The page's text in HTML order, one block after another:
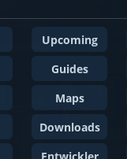
Upcoming
Guides
Maps
Downloads